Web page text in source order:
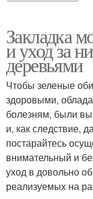
Закладка
и уход за
деревьями
Чтобы зеленые
здоровыми,
болезням, были
и, как следствие,
постарайтесь
внимательный и
уход в довольно
реализуемых на